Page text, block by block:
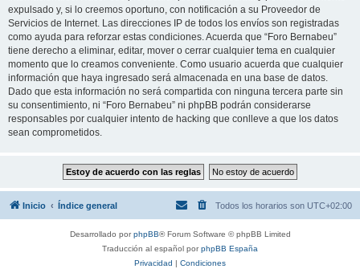
expulsado y, si lo creemos oportuno, con notificación a su Proveedor de
Servicios de Internet. Las direcciones IP de todos los envíos son registradas
como ayuda para reforzar estas condiciones. Acuerda que “Foro Bernabeu”
tiene derecho a eliminar, editar, mover o cerrar cualquier tema en cualquier
momento que lo creamos conveniente. Como usuario acuerda que cualquier
información que haya ingresado será almacenada en una base de datos.
Dado que esta información no será compartida con ninguna tercera parte sin
su consentimiento, ni “Foro Bernabeu” ni phpBB podrán considerarse
responsables por cualquier intento de hacking que conlleve a que los datos
sean comprometidos.
Inicio Índice general Todos los horarios son UTC+02:00
Desarrollado porphpBB® Forum Software © phpBB Limited
Traducción al español porphpBB España
Privacidad | Condiciones